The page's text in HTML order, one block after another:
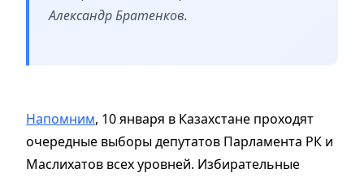
Александр Братенков.
Напомним, 10 января в Казахстане проходят
очередные выборы депутатов Парламента РК и
Маслихатов всех уровней. Избирательные